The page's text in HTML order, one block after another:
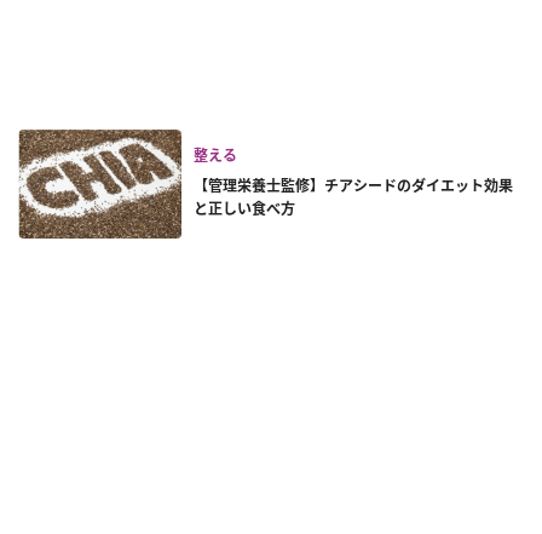
整える
【管理栄養士監修】チアシードのダイエット効果
と正しい食べ方